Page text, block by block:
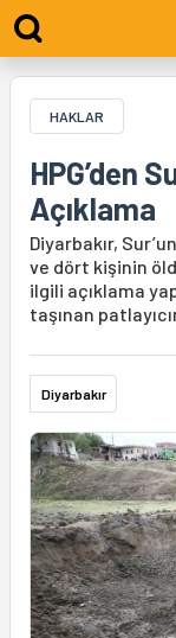
HAKLAR
HPG’den
Açıklama
Diyarbakır,
ve dört kişinin
ilgili açıklama
taşınan
Diyarbakır